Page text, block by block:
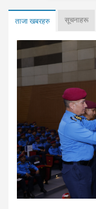
ताजा खबरहरु सूचनाहरू